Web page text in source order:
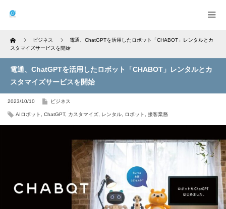
Home ビジネス
電通、ChatGPTを活用したロボット「CHABOT」レンタルとカ
スタマイズサービスを開始
電通、ChatGPTを活用したロボット「CHABOT」レンタルとカ
スタマイズサービスを開始
2023/10/10 ビジネス
AIロボット ChatGPT, カスタマイズ レンタル ロボット 接客業務